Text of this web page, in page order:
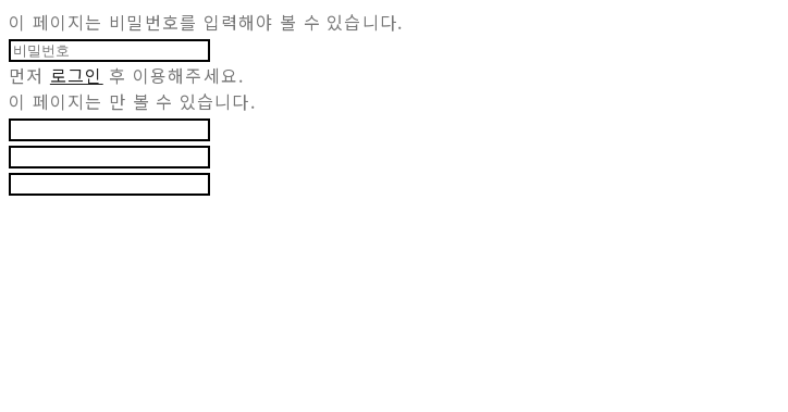
이 페이지는 비밀번호를 입력해야 볼 수 있습니다.
먼저 로그인 후 이용해주세요.
이 페이지는 만 볼 수 있습니다.